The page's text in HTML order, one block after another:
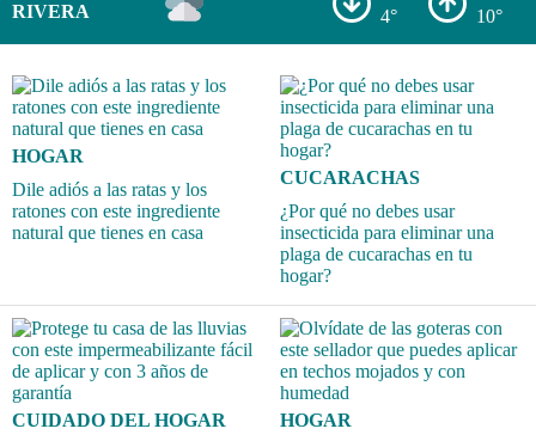
RIVERA 4° 10°
HOGAR
Dile adiós a las ratas y los
ratones con este ingrediente
natural que tienes en casa
CUCARACHAS
¿Por qué no debes usar
insecticida para eliminar una
plaga de cucarachas en tu
hogar?
CUIDADO DEL HOGAR
HOGAR